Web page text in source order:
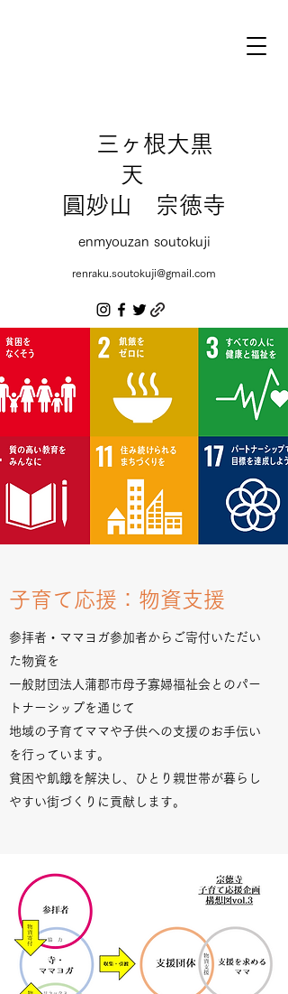
三ヶ根大黒
天
圓妙山 宗徳寺
enmyouzan soutokuji
renraku.soutokuji@gmail.com
子育て応援：物資支援
参拝者・ママヨガ参加者からご寄付いただい
た物資を
一般財団法人蒲郡市母子寡婦福祉会とのパー
トナーシップを通じて
地域の子育てママや子供への支援のお手伝い
を行っています。
貧困や飢餓を解決し、ひとり親世帯が暮らし
やすい街づくりに貢献します。